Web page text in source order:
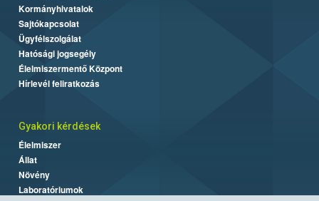
Kormányhivatalok
Sajtókapcsolat
Ügyfélszolgálat
Hatósági jogsegély
Élelmiszermentő Központ
Hírlevél feliratkozás
Gyakori kérdések
Élelmiszer
Állat
Növény
Laboratóriumok